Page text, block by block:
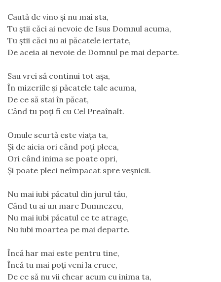
Caută de vino și nu mai sta,
Tu știi căci ai nevoie de Isus Domnul acuma,
Tu știi căci nu ai păcatele iertate,
De aceia ai nevoie de Domnul pe mai departe.
Sau vrei să continui tot așa,
În mizeriile și păcatele tale acuma,
De ce să stai în păcat,
Când tu poți fi cu Cel Preaînalt.
Omule scurtă este viața ta,
Și de aicia ori când poți pleca,
Ori când inima se poate opri,
Și poate pleci neîmpacat spre veșnicii.
Nu mai iubi păcatul din jurul tău,
Când tu ai un mare Dumnezeu,
Nu mai iubi păcatul ce te atrage,
Nu iubi moartea pe mai departe.
Încă har mai este pentru tine,
Încă tu mai poți veni la cruce,
De ce să nu vii chear acum cu inima ta,